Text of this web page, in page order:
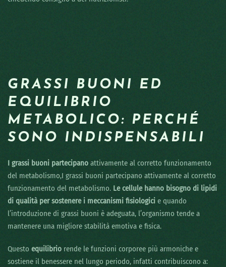
GRASSI BUONI ED
EQUILIBRIO
METABOLICO: PERCHÉ
SONO INDISPENSABILI
I grassi buoni partecipano attivamente al corretto funzionamento
del metabolismo,I grassi buoni partecipano attivamente al corretto
funzionamento del metabolismo. Le cellule hanno bisogno di lipidi
di qualità per sostenere i meccanismi fisiologici e quando
l’introduzione di grassi buoni è adeguata, l’organismo tende a
mantenere una migliore stabilità emotiva e fisica.
Questo equilibrio rende le funzioni corporee più armoniche e
sostiene il benessere nel lungo periodo, infatti contribuiscono a: